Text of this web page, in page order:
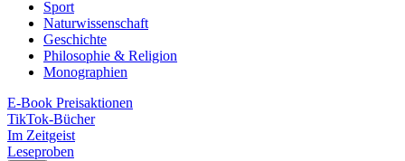
Sport
Naturwissenschaft
Geschichte
Philosophie & Religion
Monographien
E-Book Preisaktionen
TikTok-Bücher
Im Zeitgeist
Leseproben